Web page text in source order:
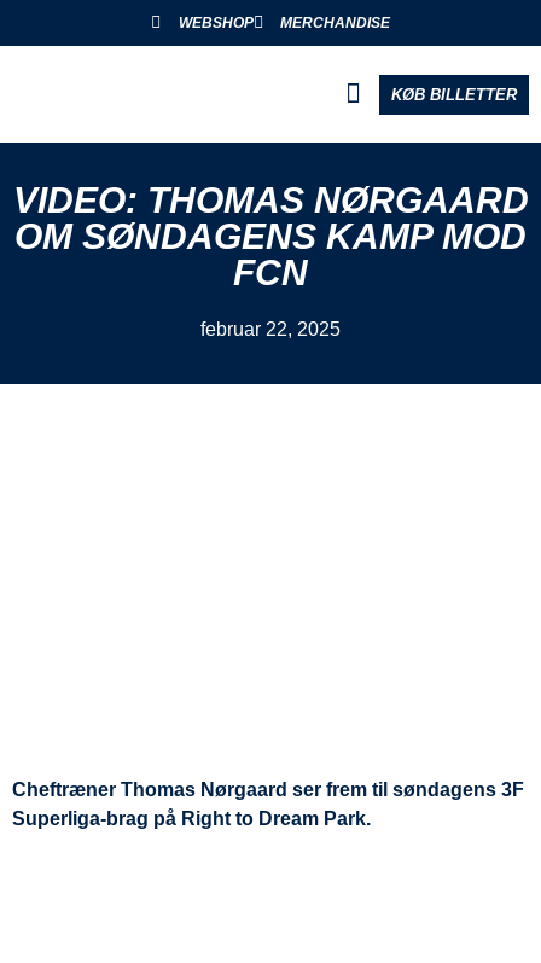
WEBSHOP MERCHANDISE
KØB BILLETTER
VIDEO: THOMAS NØRGAARD
OM SØNDAGENS KAMP MOD
FCN
februar 22, 2025
Cheftræner Thomas Nørgaard ser frem til søndagens 3F
Superliga-brag på Right to Dream Park.